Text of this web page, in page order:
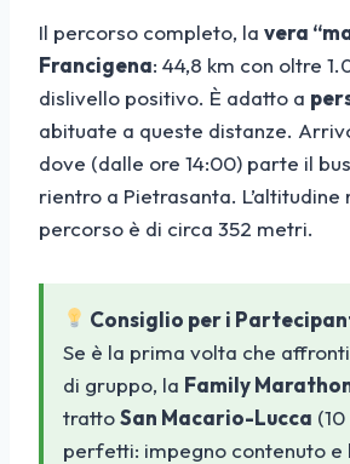
Il percorso completo, la vera
Francigena: 44,8 km con oltre
dislivello positivo. È adatto a
abituate a queste distanze.
dove (dalle ore 14:00) parte il
rientro a Pietrasanta. L’altitudine
percorso è di circa 352 metri.
Consiglio per i
Se è la prima volta che
di gruppo, la Family
trattoSan Macario-Lucca
perfetti: impegno contenuto e